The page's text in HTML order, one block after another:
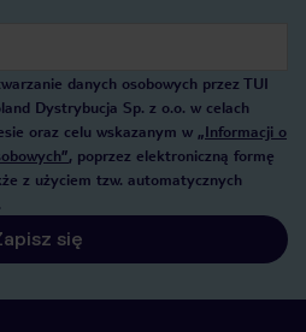
danych osobowych przez TUI
Dystrybucja Sp. z o.o. w celach
oraz celu wskazanym w „Informacji o
, poprzez elektroniczną formę
z użyciem tzw. automatycznych
się